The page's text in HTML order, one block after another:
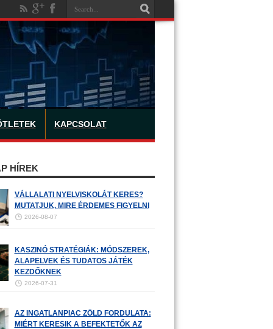
KAPCSOLAT
HÍREK
VÁLLALATI NYELVISKOLÁT KERES?
MUTATJUK, MIRE ÉRDEMES FIGYELNI
2026-08-07
KASZINÓ STRATÉGIÁK: MÓDSZEREK,
ALAPELVEK ÉS TUDATOS JÁTÉK
KEZDŐKNEK
2026-07-31
AZ INGATLANPIAC ZÖLD FORDULATA:
MIÉRT KERESIK A BEFEKTETŐK AZ